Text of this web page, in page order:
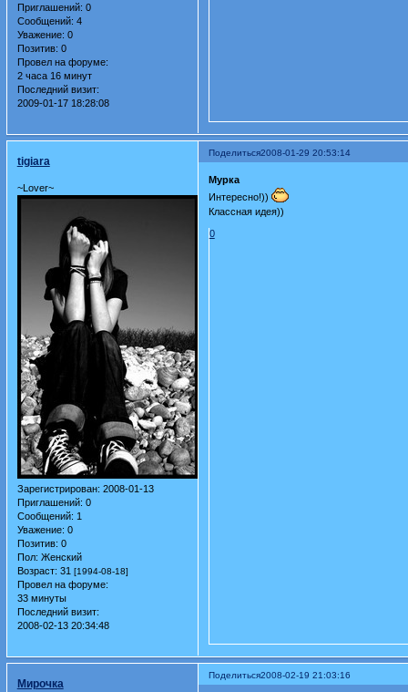
Приглашений: 0
Сообщений: 4
Уважение: 0
Позитив: 0
Провел на форуме:
2 часа 16 минут
Последний визит:
2009-01-17 18:28:08
Поделиться2008-01-29 20:53:14
tigiara
~Lover~
Зарегистрирован: 2008-01-13
Приглашений: 0
Сообщений: 1
Уважение: 0
Позитив: 0
Пол: Женский
Возраст: 31 [1994-08-18]
Провел на форуме:
33 минуты
Последний визит:
2008-02-13 20:34:48
Мурка
Интересно!))
Классная идея))
0
Поделиться2008-02-19 21:03:16
Мирочка